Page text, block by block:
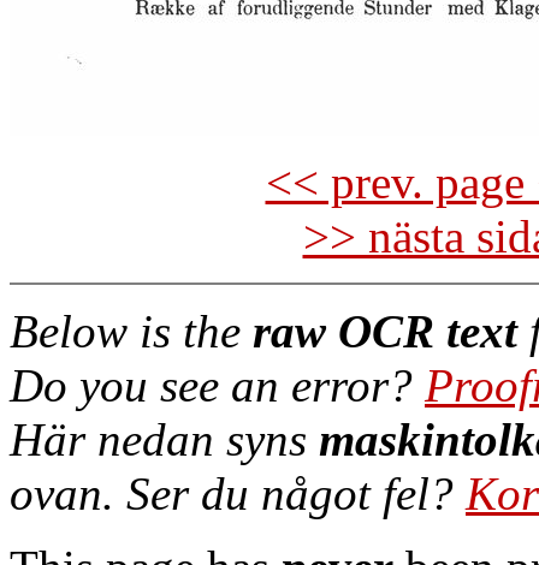
<< prev.
>> nästa
Below is the raw OCR text
Do you see an error?
Här nedan syns
ovan. Ser du något fel?